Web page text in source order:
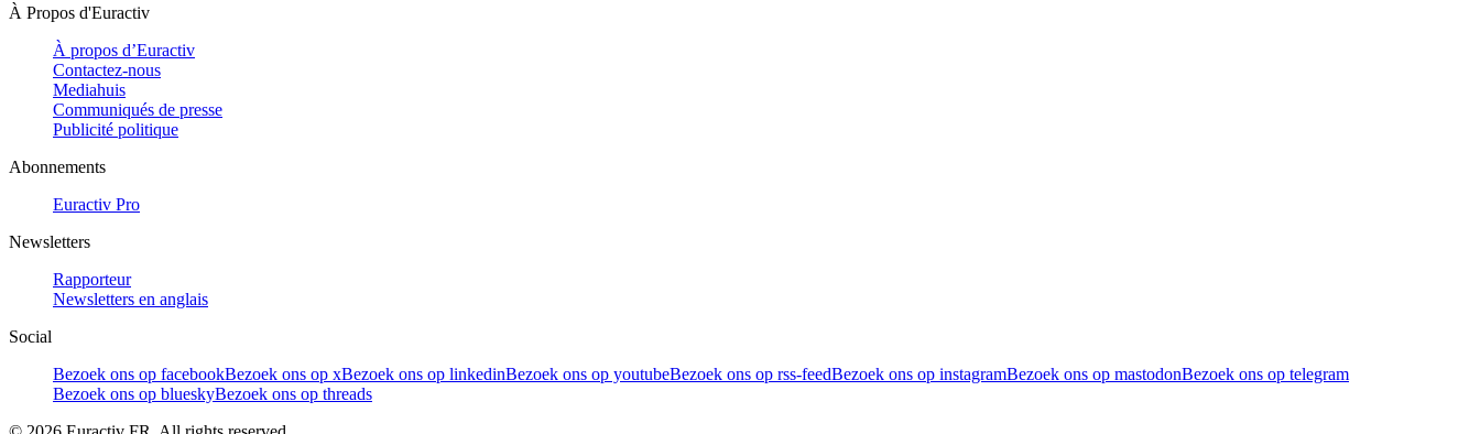
À Propos d'Euractiv
À propos d’Euractiv
Contactez-nous
Mediahuis
Communiqués de presse
Publicité politique
Abonnements
Euractiv Pro
Newsletters
Rapporteur
Newsletters en anglais
Social
Bezoek ons op facebookBezoek ons op xBezoek ons op linkedinBezoek ons op youtubeBezoek ons op rss-feedBezoek ons op instagramBezoek ons op mastodonBezoek ons op telegram
Bezoek ons op blueskyBezoek ons op threads